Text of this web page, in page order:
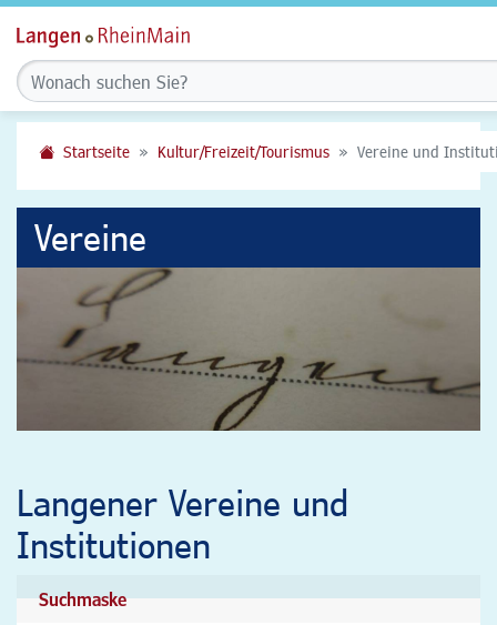
Startseite Kultur/Freizeit/Tourismus Vereine und
Vereine
Langener Vereine und
Institutionen
Suchmaske